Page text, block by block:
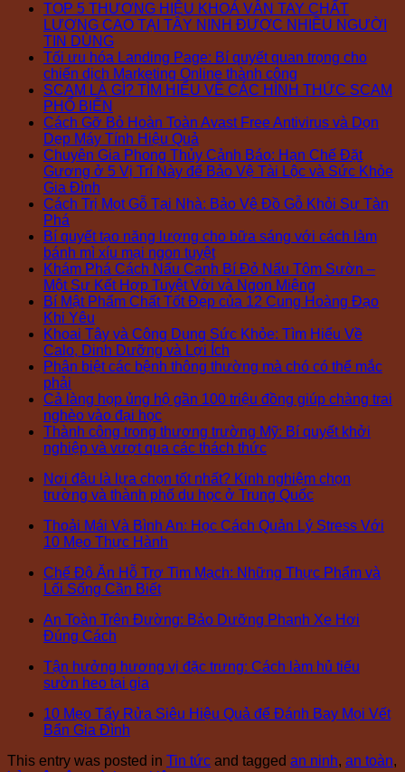
TOP 5 THƯƠNG HIỆU KHOÁ VÂN TAY CHẤT
LƯỢNG CAO TẠI TÂY NINH ĐƯỢC NHIỀU NGƯỜI
TIN DÙNG
Tối ưu hóa Landing Page: Bí quyết quan trọng cho
chiến dịch Marketing Online thành công
SCAM LÀ GÌ? TÌM HIỂU VỀ CÁC HÌNH THỨC SCAM
PHỔ BIẾN
Cách Gỡ Bỏ Hoàn Toàn Avast Free Antivirus và Dọn
Dẹp Máy Tính Hiệu Quả
Chuyên Gia Phong Thủy Cảnh Báo: Hạn Chế Đặt
Gương ở 5 Vị Trí Này để Bảo Vệ Tài Lộc và Sức Khỏe
Gia Đình
Cách Trị Mọt Gỗ Tại Nhà: Bảo Vệ Đồ Gỗ Khỏi Sự Tàn
Phá
Bí quyết tạo năng lượng cho bữa sáng với cách làm
bánh mì xíu mại ngon tuyệt
Khám Phá Cách Nấu Canh Bí Đỏ Nấu Tôm Sườn –
Một Sự Kết Hợp Tuyệt Vời và Ngon Miệng
Bí Mật Phẩm Chất Tốt Đẹp của 12 Cung Hoàng Đạo
Khi Yêu
Khoai Tây và Công Dụng Sức Khỏe: Tìm Hiểu Về
Calo, Dinh Dưỡng và Lợi Ích
Phân biệt các bệnh thông thường mà chó có thể mắc
phải
Cả làng họp ủng hộ gần 100 triệu đồng giúp chàng trai
nghèo vào đại học
Thành công trong thương trường Mỹ: Bí quyết khởi
nghiệp và vượt qua các thách thức
Nơi đâu là lựa chọn tốt nhất? Kinh nghiệm chọn
trường và thành phố du học ở Trung Quốc
Thoải Mái Và Bình An: Học Cách Quản Lý Stress Với
10 Mẹo Thực Hành
Chế Độ Ăn Hỗ Trợ Tim Mạch: Những Thực Phẩm và
Lối Sống Cần Biết
An Toàn Trên Đường: Bảo Dưỡng Phanh Xe Hơi
Đúng Cách
Tận hưởng hương vị đặc trưng: Cách làm hủ tiếu
sườn heo tại gia
10 Mẹo Tẩy Rửa Siêu Hiệu Quả để Đánh Bay Mọi Vết
Bẩn Gia Đình
This entry was posted in Tin tức and tagged an ninh, an toàn,